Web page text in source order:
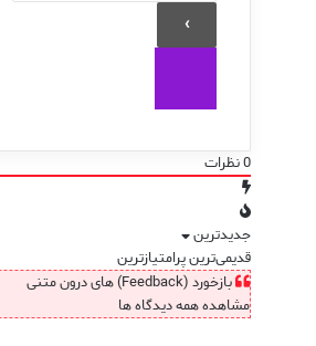
0نظرات
جدیدترین
قدیمی‌ترینپرامتیازترین
بازخورد (Feedback) های درون متنی
مشاهده همه دیدگاه ها